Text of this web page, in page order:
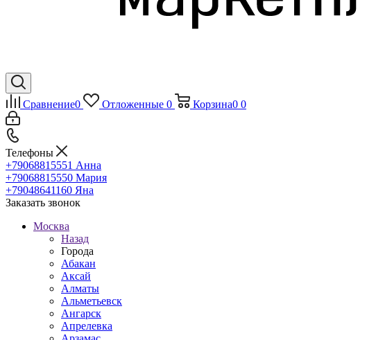
Сравнение0 Отложенные 0 Корзина0 0
Телефоны
+79068815551 Анна
+79068815550 Мария
+79048641160 Яна
Заказать звонок
Москва
Назад
Города
Абакан
Аксай
Алматы
Альметьевск
Ангарск
Апрелевка